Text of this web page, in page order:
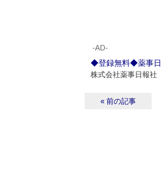
‐AD‐
◆登録無料◆薬事日
株式会社薬事日報社
« 前の記事